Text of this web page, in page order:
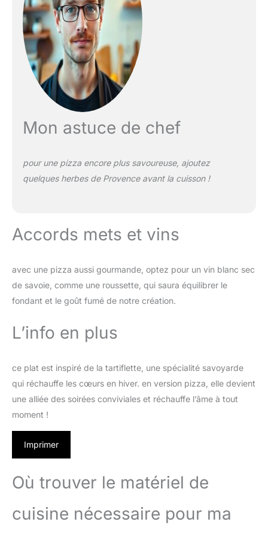
Mon astuce de chef
pour une pizza encore plus savoureuse, ajoutez
quelques herbes de Provence avant la cuisson !
Accords mets et vins
avec une pizza aussi gourmande, optez pour un vin blanc sec
de savoie, comme une roussette, qui saura équilibrer le
fondant et le goût fumé de notre création.
L’info en plus
ce plat est inspiré de la tartiflette, une spécialité savoyarde
qui réchauffe les cœurs en hiver. en version pizza, elle devient
une alliée des soirées conviviales et réchauffe l’âme à tout
moment !
Imprimer
Où trouver le matériel de
cuisine nécessaire pour ma